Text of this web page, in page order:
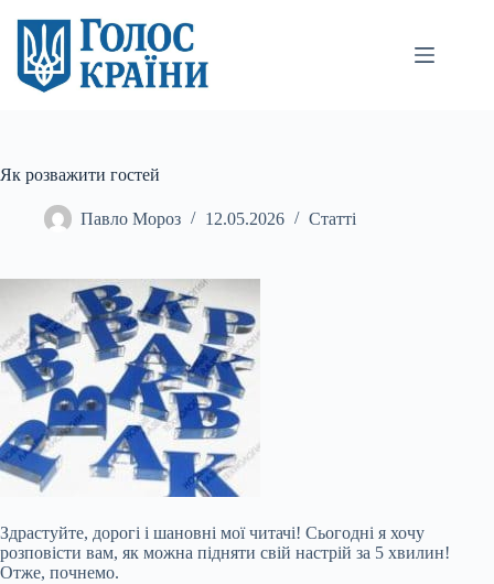
вмісту
Як розважити гостей
Павло Мороз 12.05.2026 Статті
Здрастуйте, дорогі і шановні мої читачі! Сьогодні я хочу
розповісти вам, як можна підняти свій настрій за 5 хвилин!
Отже, почнемо.